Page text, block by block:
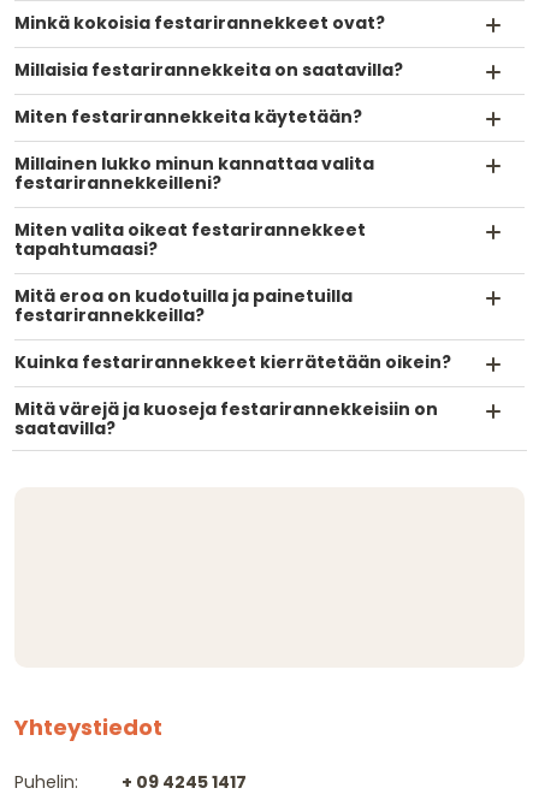
Minkä kokoisia festarirannekkeet ovat?
Millaisia festarirannekkeita on saatavilla?
Miten festarirannekkeita käytetään?
Millainen lukko minun kannattaa valita
festarirannekkeilleni?
Miten valita oikeat festarirannekkeet
tapahtumaasi?
Mitä eroa on kudotuilla ja painetuilla
festarirannekkeilla?
Kuinka festarirannekkeet kierrätetään oikein?
Mitä värejä ja kuoseja festarirannekkeisiin on
saatavilla?
Yhteystiedot
Puhelin:
+ 09 4245 1417